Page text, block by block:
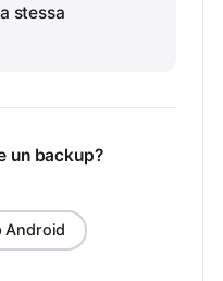
stessa
un backup?
Android